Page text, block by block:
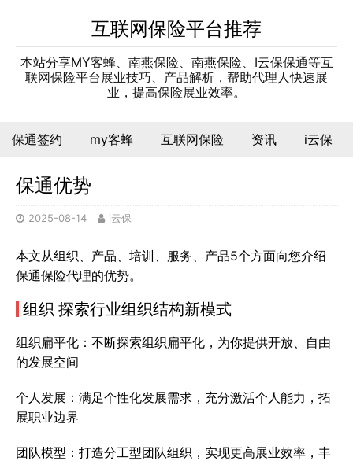
互联网保险平台推荐
本站分享MY客蜂、南燕保险、南燕保险、I云保保通等互
联网保险平台展业技巧、产品解析，帮助代理人快速展
业，提高保险展业效率。
保通签约 my客蜂 互联网保险 资讯 i云保
保通优势
2025-08-14 i云保
本文从组织、产品、培训、服务、产品5个方面向您介绍
保通保险代理的优势。
组织 探索行业组织结构新模式
组织扁平化：不断探索组织扁平化，为你提供开放、自由
的发展空间
个人发展：满足个性化发展需求，充分激活个人能力，拓
展职业边界
团队模型：打造分工型团队组织，实现更高展业效率，丰